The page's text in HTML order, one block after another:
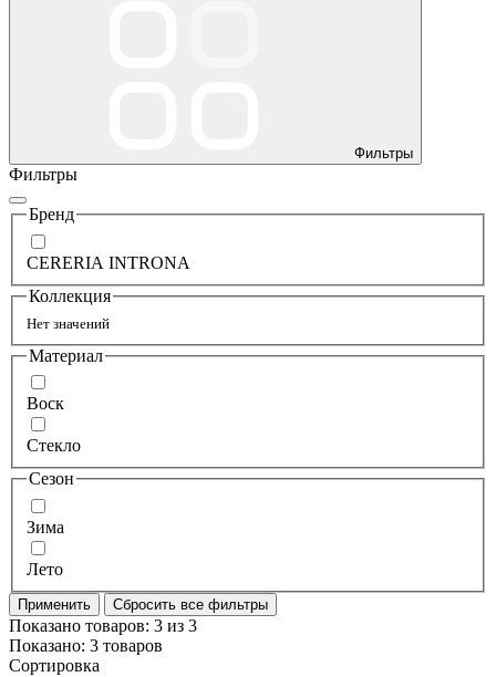
Фильтры
Фильтры
Бренд
CERERIA INTRONA
Коллекция
Нет значений
Материал
Воск
Стекло
Сезон
Зима
Лето
Применить Сбросить все фильтры
Показано товаров: 3 из 3
Показано: 3 товаров
Сортировка